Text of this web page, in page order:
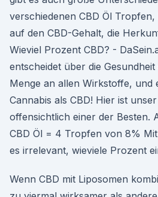
verschiedenen CBD Öl
auf den CBD-Gehalt, die
Wieviel Prozent CBD? -
entscheidet über die
Menge an allen Wirkstoffe, und
Cannabis als CBD! Hier ist
offensichtlich einer der Besten.
CBD Öl = 4 Tropfen von 8%
es irrelevant, wieviele Prozent
Wenn CBD mit Liposomen